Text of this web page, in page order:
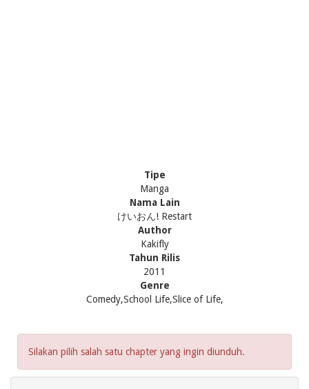
Tipe
Manga
Nama Lain
けいおん! Restart
Author
Kakifly
Tahun Rilis
2011
Genre
Comedy,School Life,Slice of Life,
Silakan pilih salah satu chapter yang ingin diunduh.